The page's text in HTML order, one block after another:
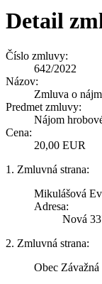
Detail
Číslo zmluvy:
642/2022
Názov:
Zmluva o
Predmet zmluvy:
Nájom
Cena:
20,00 EUR
1. Zmluvná strana:
Mikulášová
Adresa:
Nová
2. Zmluvná strana:
Obec Závažná